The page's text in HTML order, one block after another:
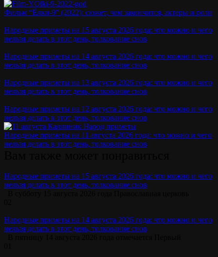
Фильм “Ёлки-9” (2022): сюжет, чем закончится, актеры и роли
Народные приметы на 15 августа 2026 года: что можно и чего
нельзя делать в этот день, толкование снов
Народные приметы на 14 августа 2026 года: что можно и чего
нельзя делать в этот день, толкование снов
Народные приметы на 13 августа 2026 года: что можно и чего
нельзя делать в этот день, толкование снов
Народные приметы на 12 августа 2026 года: что можно и чего
нельзя делать в этот день, толкование снов
Народные приметы на 11 августа 2026 года: что можно и чего
нельзя делать в этот день, толкование снов
Народные приметы на 15 августа 2026 года: что можно и чего
нельзя делать в этот день, толкование снов
Народные приметы на 14 августа 2026 года: что можно и чего
нельзя делать в этот день, толкование снов